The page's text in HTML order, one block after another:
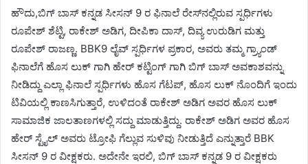
ಹೌದು,ಬಿಗ್ ಬಾಸ್ ಕನ್ನಡ ಸೀಸನ್ 9 ರ ಫಿನಾಲೆ ರೇಸ್‌ನಲ್ಲಿರುವ ಸ್ಪರ್ಧಿಗಳು
ರೂಪೇಶ್ ಶೆಟ್ಟಿ, ರಾಕೇಶ್ ಅಡಿಗ, ದೀಪಿಕಾ ದಾಸ್, ದಿವ್ಯ ಉರುಡಿಗ ಮತ್ತು
ರೂಪೇಶ್ ರಾಜಣ್ಣ. BBK9 ಲೈವ್ ಸ್ಪರ್ಧಿಗಳ ಪ್ರಕಾರ, ಅವರು ತಮ್ಮ ಗ್ರ್ಯಾಂಡ್
ಫಿನಾಲೆಗೆ ಹೊಸ ಲುಕ್ ಗಾಗಿ ಹೇರ್ ಕಟ್ಟಿಂಗ್ ಗಾಗಿ ಬಿಗ್ ಬಾಸ್ ಅವಕಾಶವನ್ನು
ನೀಡಿದ್ದು ಎಲ್ಲಾ ಫಿನಾಲೆ ಸ್ಪರ್ಧಿಗಳು ಹೊಸ ಗೆಟಪ್, ಹೊಸ ಲುಕ್ ನೊಂದಿಗೆ ಇಂದು
ಟಿವಿಯಲ್ಲಿ ಕಾಣಸಿಗುತ್ತಾರೆ, ಉಳಿದಂತೆ ರಾಕೇಶ್ ಅಡಿಗ ಅವರ ಹೊಸ ಲುಕ್
ಸಾಮಾಜಿಕ ಜಾಲತಾಣಗಳಲ್ಲಿ ಸದ್ದು ಮಾಡುತ್ತಿದ್ದು. ರಾಕೇಶ್ ಅಡಿಗ ಅವರ ಹೊಸ
ಹೇರ್ ಸ್ಟೈಲ್ ಅವರು ಟ್ರೋಫಿ ಗೆಲ್ಲುವ ಸುಳಿವು ನೀಡುತ್ತಿದೆ ಎನ್ನುತ್ತಾರೆ BBK
ಸೀಸನ್ 9 ರ ವೀಕ್ಷಕರು. ಅದೇನೇ ಇರಲಿ, ಬಿಗ್ ಬಾಸ್ ಕನ್ನಡ 9 ರ ವೀಕ್ಷಕರು